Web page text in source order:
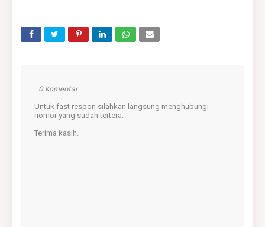
0 Komentar
Untuk fast respon silahkan langsung menghubungi
nomor yang sudah tertera.
Terima kasih.